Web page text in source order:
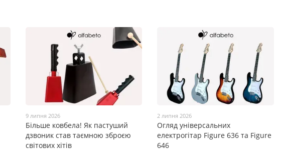
9 липня 2026
Більше ковбела! Як пастуший
дзвоник став таємною зброєю
світових хітів
2 липня 2026
Огляд універсальних
електрогітар Figure 636 та Figure
646